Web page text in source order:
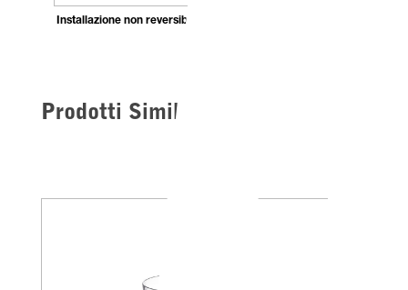
Installazione non reversibile
Prodotti Simili